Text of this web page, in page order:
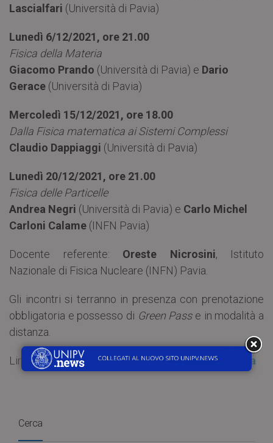
Lascialfari (Università di Pavia)
Lunedì 6/12/2021, ore 21.00
Fisica della Materia
Giacomo Prando (Università di Pavia) e Dario
Gerace (Università di Pavia)
Mercoledì 15/12/2021, ore 18.00
Dalla Fisica matematica ai Sistemi Complessi
Claudio Dappiaggi (Università di Pavia)
Lunedì 20/12/2021, ore 21.00
Fisica delle Particelle
Andrea Negri (Università di Pavia) e Carlo Michel
Carloni Calame (INFN Pavia)
Docente referente: Oreste Nicrosini, Istituto
Nazionale di Fisica Nucleare (INFN) Pavia.
Gli incontri si terranno in presenza con prenotazione
obbligatoria e possesso di Green Passe in modalità a
distanza.
Link per iscrizione e partecipazione nellaLocandina
Cerca